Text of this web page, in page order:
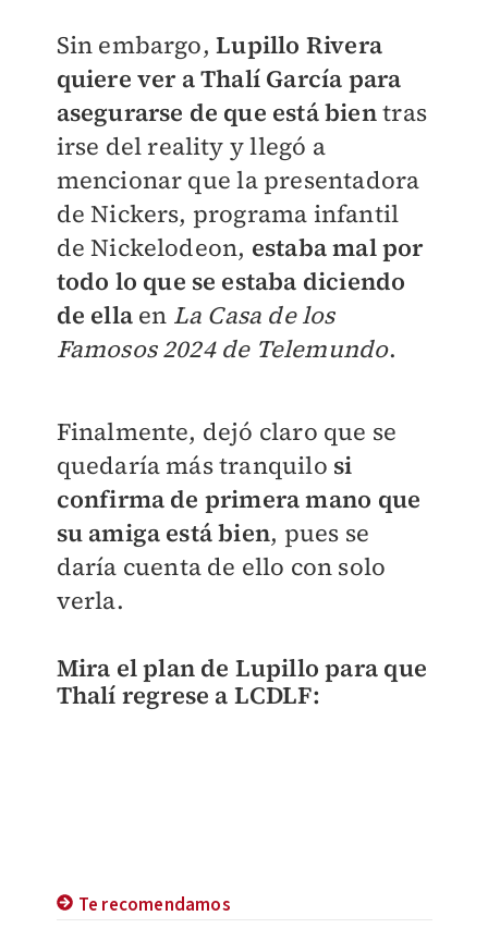
Sin embargo, Lupillo Rivera
quiere ver a Thalí García para
asegurarse de que está bientras
irse del reality yllegó a
mencionar quela presentadora
de Nickers, programa infantil
de Nickelodeon, estaba mal por
todo lo que se estaba diciendo
de ellaen La Casa de los
Famosos 2024 de Telemundo.
Finalmente, dejó claro que se
quedaría más tranquilo si
confirma de primera mano que
su amiga está bien, pues se
daría cuenta de ello con solo
verla.
Mira el plan de Lupillo para que
Thalí regrese a LCDLF:
Te recomendamos